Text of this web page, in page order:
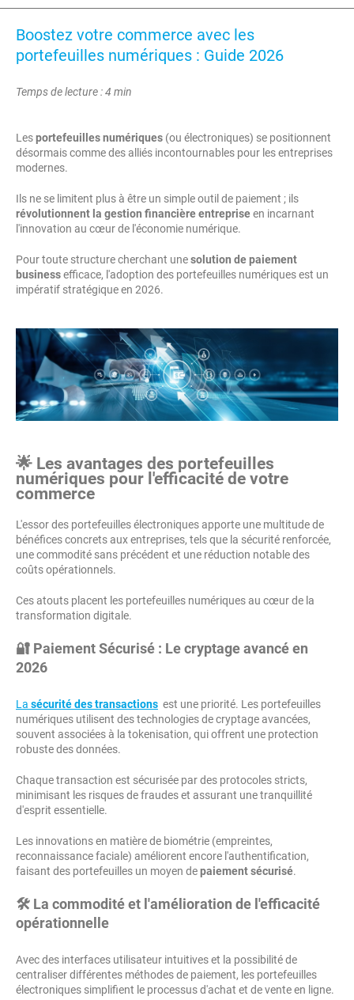
Boostez votre commerce avec les
portefeuilles numériques : Guide 2026
Temps de lecture : 4 min
Lesportefeuilles numériques (ou électroniques) se positionnent
désormais comme des alliés incontournables pour les entreprises
modernes.
Ils ne se limitent plus à être un simple outil de paiement ; ils
révolutionnent la gestion financière entrepriseen incarnant
l'innovation au cœur de l'économie numérique.
Pour toute structure cherchant unesolution de paiement
businessefficace, l'adoption des portefeuilles numériques est un
impératif stratégique en 2026.
🌟 Les avantages des portefeuilles
numériques pour l'efficacité de votre
commerce
L'essor des portefeuilles électroniques apporte une multitude de
bénéfices concrets aux entreprises, tels que la sécurité renforcée,
une commodité sans précédent et une réduction notable des
coûts opérationnels.
Ces atouts placent les portefeuilles numériques au cœur de la
transformation digitale.
🔐 Paiement Sécurisé : Le cryptage avancé en
2026
La sécurité des transactions est une priorité. Les portefeuilles
numériques utilisent des technologies de cryptage avancées,
souvent associées à la tokenisation, qui offrent une protection
robuste des données.
Chaque transaction est sécurisée par des protocoles stricts,
minimisant les risques de fraudes et assurant une tranquillité
d'esprit essentielle.
Les innovations en matière de biométrie (empreintes,
reconnaissance faciale) améliorent encore l'authentification,
faisant des portefeuilles un moyen depaiement sécurisé.
🛠️ La commodité et l'amélioration de l'efficacité
opérationnelle
Avec des interfaces utilisateur intuitives et la possibilité de
centraliser différentes méthodes de paiement, les portefeuilles
électroniques simplifient le processus d'achat et de vente en ligne.